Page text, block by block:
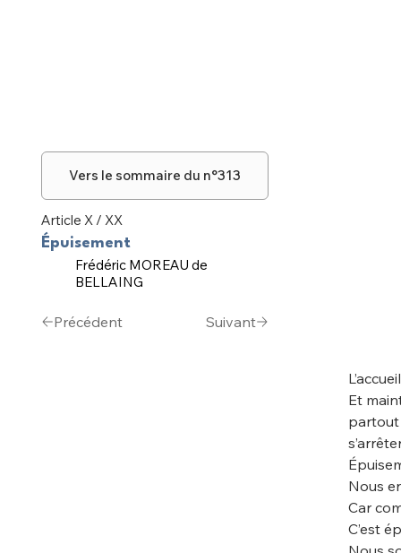
Et
partout
Nous
Car
C’est
Vers le sommaire du n°313
Article X / XX
Épuisement
Frédéric MOREAU de
BELLAING
Précédent Suivant